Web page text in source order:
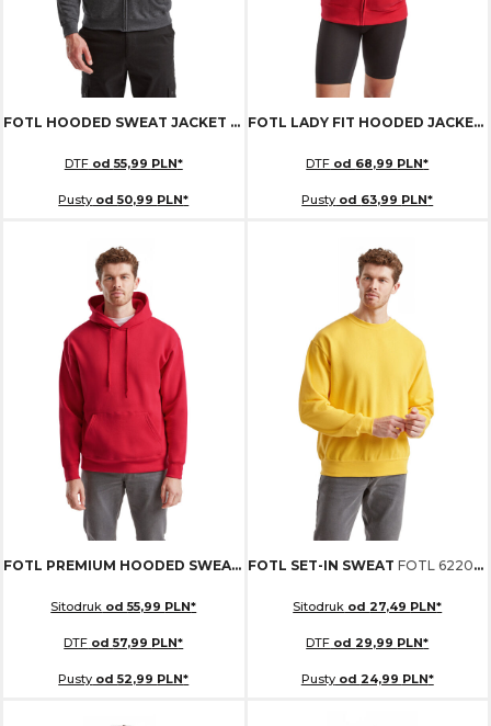
FOTL HOODED SWEAT JACKET FOTL 620620
DTFod 55,99 PLN*
Pusty od50,99 PLN*
FOTL LADY FIT HOODED JACKET
DTF od 68,99 PLN*
Pusty od 63,99 PLN*
FOTL PREMIUM HOODED SWEAT FOTL 621520
Sitodruk od55,99 PLN*
DTF od57,99 PLN*
Pusty od52,99 PLN*
FOTL SET-IN SWEAT FOTL 622020
Sitodruk od 27,49 PLN*
DTF od 29,99 PLN*
Pustyod 24,99 PLN*